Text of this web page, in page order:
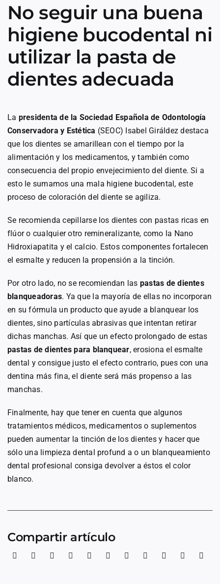
No seguir una buena
higiene bucodental ni
utilizar la pasta de
dientes adecuada
La presidenta de la Sociedad Española de Odontología
Conservadora y Estética (SEOC) Isabel Giráldez destaca
que los dientes se amarillean con el tiempo por la
alimentación y los medicamentos, y también como
consecuencia del propio envejecimiento del diente. Si a
esto le sumamos una mala higiene bucodental, este
proceso de coloración del diente se agiliza.
Se recomienda cepillarse los dientes con pastas ricas en
flúor o cualquier otro remineralizante, como la Nano
Hidroxiapatita y el calcio. Estos componentes fortalecen
el esmalte y reducen la propensión a la tinción.
Por otro lado, no se recomiendan las pastas de dientes
blanqueadoras. Ya que la mayoría de ellas no incorporan
en su fórmula un producto que ayude a blanquear los
dientes, sino partículas abrasivas que intentan retirar
dichas manchas. Así que un efecto prolongado de estas
pastas de dientes para blanquear, erosiona el esmalte
dental y consigue justo el efecto contrario, pues con una
dentina más fina, el diente será más propenso a las
manchas.
Finalmente, hay que tener en cuenta que algunos
tratamientos médicos, medicamentos o suplementos
pueden aumentar la tinción de los dientes y hacer que
sólo una limpieza dental profund a o un blanqueamiento
dental profesional consiga devolver a éstos el color
blanco.
Compartir artículo